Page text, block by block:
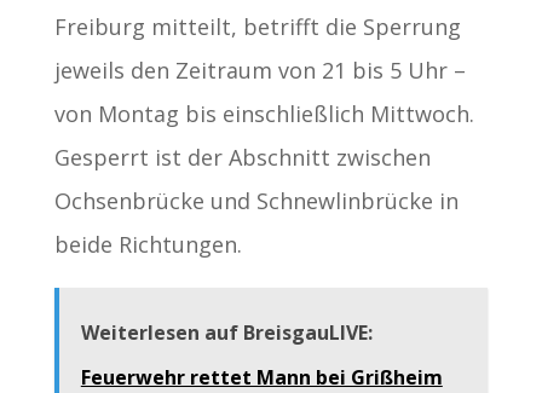
Freiburg mitteilt, betrifft die Sperrung
jeweils den Zeitraum von 21 bis 5 Uhr –
von Montag bis einschließlich Mittwoch.
Gesperrt ist der Abschnitt zwischen
Ochsenbrücke und Schnewlinbrücke in
beide Richtungen.
Weiterlesen auf BreisgauLIVE:
Feuerwehr rettet Mann bei Grißheim